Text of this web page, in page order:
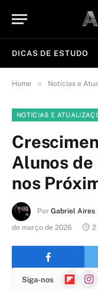
DICAS DE ESTUDO
Home » Notícias e
NOTÍCIAS E
Alunos
nos
Por Gabriel Aires
de março de 2026
2
Siga-nos Flipboard